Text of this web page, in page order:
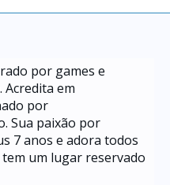
por games e
em
por
Sua paixão por
7 anos e adora todos
um lugar reservado